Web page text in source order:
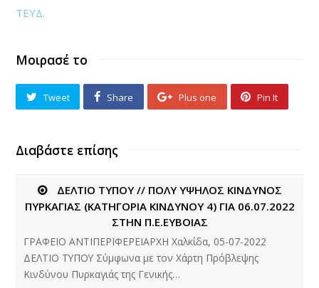
ΤΕΥΔ.
Μοιρασέ το
Tweet Share Plus one Pin It
Διαβάστε επίσης
ΔΕΛΤΙΟ ΤΥΠΟΥ // ΠΟΛΥ ΥΨΗΛΟΣ ΚΙΝΔΥΝΟΣ
ΠΥΡΚΑΓΙΑΣ (ΚΑΤΗΓΟΡΙΑ ΚΙΝΔΥΝΟΥ 4) ΓΙΑ 06.07.2022
ΣΤΗΝ Π.Ε.ΕΥΒΟΙΑΣ
ΓΡΑΦΕΙΟ ΑΝΤΙΠΕΡΙΦΕΡΕΙΑΡΧΗ Χαλκίδα, 05-07-2022
ΔΕΛΤΙΟ ΤΥΠΟΥ Σύμφωνα με τον Χάρτη Πρόβλεψης
Κινδύνου Πυρκαγιάς της Γενικής…